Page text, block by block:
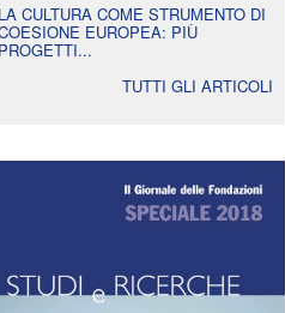
LA CULTURA COME STRUMENTO DI
EUROPEA: PIÙ
PROGETTI...
TUTTI GLI ARTICOLI